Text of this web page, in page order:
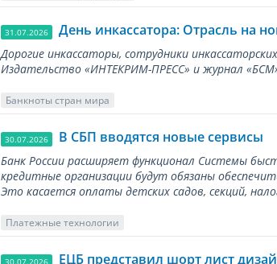
31.07.2026 День инкассатора: Отрасль на
Дорогие инкассаторы, сотрудники
Издательство «ИНТЕКРИМ-ПРЕСС» и журнал
Банкноты стран мира
30.07.2026 В СБП вводятся новые сервисы
Банк России расширяет функционал Системы
кредитные организации будут обязаны
Это касается оплаты детских садов, секций,
Платежные технологии
30.07.2026 ЕЦБ представил шорт лист